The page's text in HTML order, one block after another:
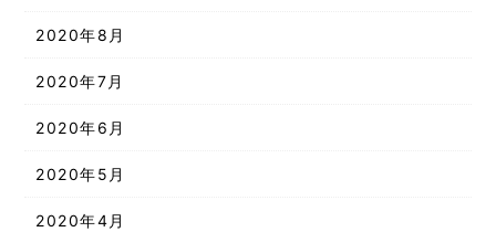
2020年8月
2020年7月
2020年6月
2020年5月
2020年4月